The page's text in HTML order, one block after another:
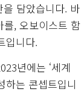
담았습니다. 바
를, 오보이스트 함
입니다.
년에는 ‘세계
하는 콘셉트입니